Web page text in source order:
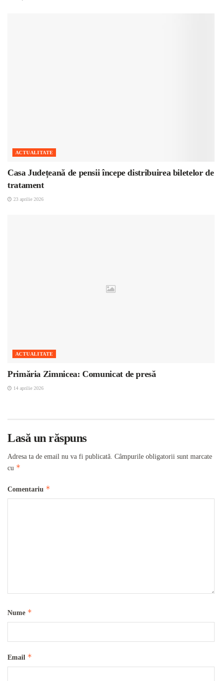
ACTUALITATE
Casa Județeană de pensii începe distribuirea biletelor de
tratament
23 aprilie 2026
ACTUALITATE
Primăria Zimnicea: Comunicat de presă
14 aprilie 2026
Lasă un răspuns
Adresa ta de email nu va fi publicată. Câmpurile obligatorii sunt marcate
cu *
Comentariu *
Nume *
Email *